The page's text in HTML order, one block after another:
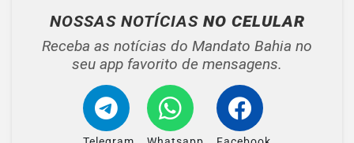
NOSSAS NOTÍCIAS NO CELULAR
Receba as notícias do Mandato Bahia no
seu app favorito de mensagens.